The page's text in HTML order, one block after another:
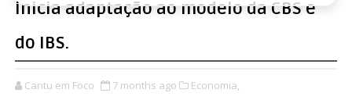
inicia adaptação ao modelo da CBS e
do IBS.
Cantu em Foco 7 months ago Economia,